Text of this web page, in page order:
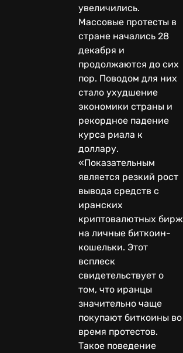
увеличились.
Массовые протесты в
стране начались 28
декабря и
продолжаются до сих
пор. Поводом для них
стало ухудшение
экономики страны и
рекордное падение
курса риала к
доллару.
«Показательным
является резкий рост
вывода средств с
иранских
криптовалютных бирж
на личные биткоин-
кошельки. Этот
всплеск
свидетельствует о
том, что иранцы
значительно чаще
покупают биткоины во
время протестов.
Такое поведение